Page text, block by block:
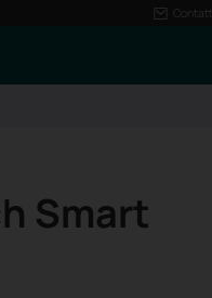
Contatti
Smart